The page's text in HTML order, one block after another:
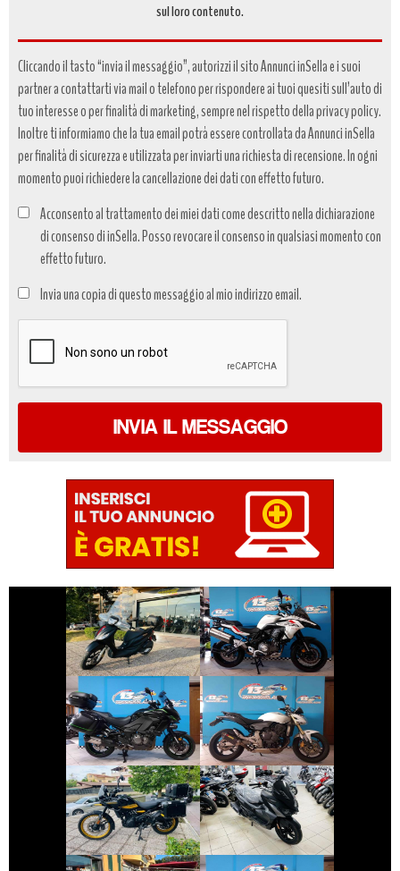
sul loro contenuto.
Cliccando il tasto “invia il messaggio”, autorizzi il sito Annunci inSella e i suoi
partner a contattarti via mail o telefono per rispondere ai tuoi quesiti sull’auto di
tuo interesse o per finalità di marketing, sempre nel rispetto della privacy policy.
Inoltre ti informiamo che la tua email potrà essere controllata da Annunci inSella
per finalità di sicurezza e utilizzata per inviarti una richiesta di recensione. In ogni
momento puoi richiedere la cancellazione dei dati con effetto futuro.
Acconsento al trattamento dei miei dati come descritto nella dichiarazione
di consenso di inSella. Posso revocare il consenso in qualsiasi momento con
effetto futuro.
dati
*
Invia una copia di questo messaggio al mio indirizzo email.
INVIA IL MESSAGGIO
PIAGGIO MEDLEY
€ 2.990 €
BENELLI TRK
€ 3.690 €
KAWASAKI
VERSYS
€ 9.990 €
HONDA HORNET
€ 3.490 €
ROYAL-ENFIELD
HIMALAYAN
€ 4.999 €
SYM JET
€ 2.590 €
€ 4.890 € € 5.890 €